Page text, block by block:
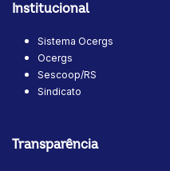
Institucional
Sistema Ocergs
Ocergs
Sescoop/RS
Sindicato
Transparência